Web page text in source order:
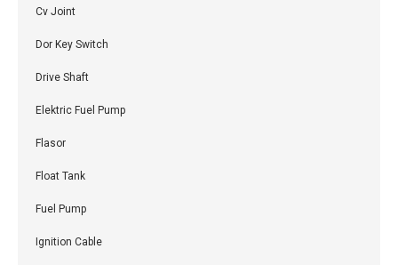
Cv Joint
Dor Key Switch
Drive Shaft
Elektric Fuel Pump
Flasor
Float Tank
Fuel Pump
Ignition Cable